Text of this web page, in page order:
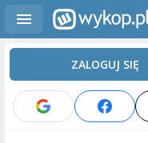
ZALOGUJ SIĘ